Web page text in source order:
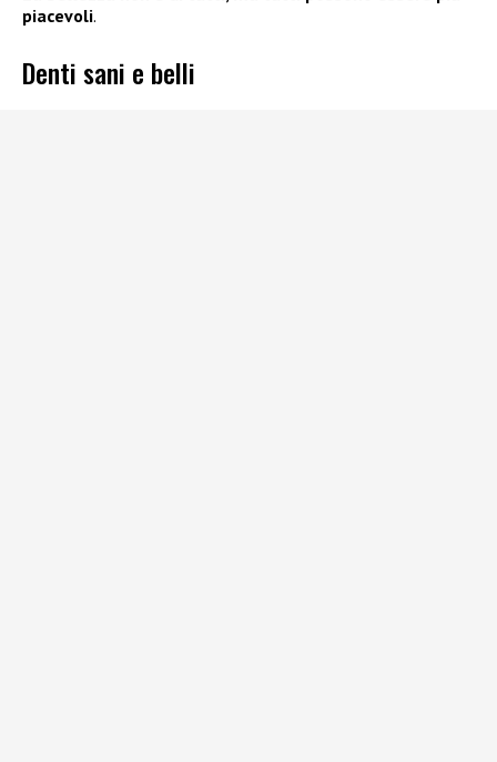
piacevoli.
Denti sani e belli